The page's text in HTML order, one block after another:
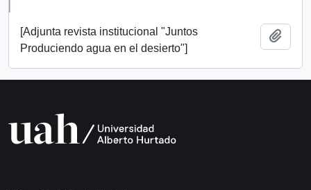
[Adjunta revista institucional "Juntos
Produciendo agua en el desierto"]